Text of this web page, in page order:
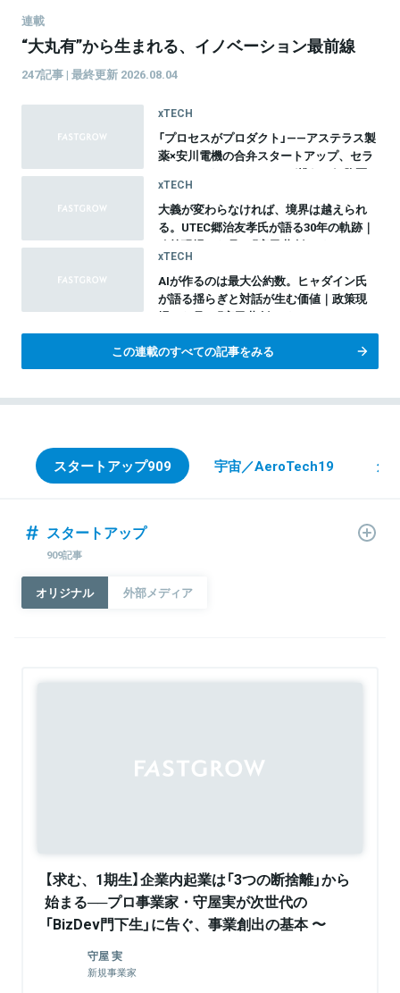
連載
“大丸有”から生まれる、イノベーション最前線
247記事 | 最終更新 2026.08.04
xTECH
「プロセスがプロダクト」——アステラス製
薬×安川電機の合弁スタートアップ、セラ
ファ・バイオサイエンスが挑む、細胞医
療20年間のものづくり革命
xTECH
大義が変わらなければ、境界は越えられ
る。UTEC郷治友孝氏が語る30年の軌跡｜
政策現場から見る『官民共創のイノベーシ
ョン』vol.10
xTECH
AIが作るのは最大公約数。ヒャダイン氏
が語る揺らぎと対話が生む価値｜政策現
場から見る『官民共創のイノベーション』
総集編
この連載のすべての記事をみる
スタートアップ909 宇宙／AeroTech19 創
スタートアップ
909記事
オリジナル 外部メディア
【求む、1期生】企業内起業は「3つの断捨離」から
始まる──プロ事業家・守屋実が次世代の
「BizDev門下生」に告ぐ、事業創出の基本 〜
BizDev BootCamp Vol.1 〜
守屋 実
新規事業家